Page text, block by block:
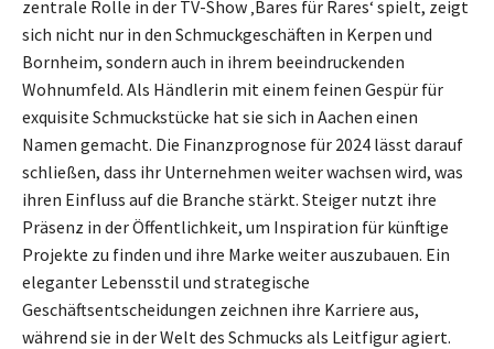
zentrale Rolle in der TV-Show ‚Bares für Rares‘ spielt, zeigt
sich nicht nur in den Schmuckgeschäften in Kerpen und
Bornheim, sondern auch in ihrem beeindruckenden
Wohnumfeld. Als Händlerin mit einem feinen Gespür für
exquisite Schmuckstücke hat sie sich in Aachen einen
Namen gemacht. Die Finanzprognose für 2024 lässt darauf
schließen, dass ihr Unternehmen weiter wachsen wird, was
ihren Einfluss auf die Branche stärkt. Steiger nutzt ihre
Präsenz in der Öffentlichkeit, um Inspiration für künftige
Projekte zu finden und ihre Marke weiter auszubauen. Ein
eleganter Lebensstil und strategische
Geschäftsentscheidungen zeichnen ihre Karriere aus,
während sie in der Welt des Schmucks als Leitfigur agiert.